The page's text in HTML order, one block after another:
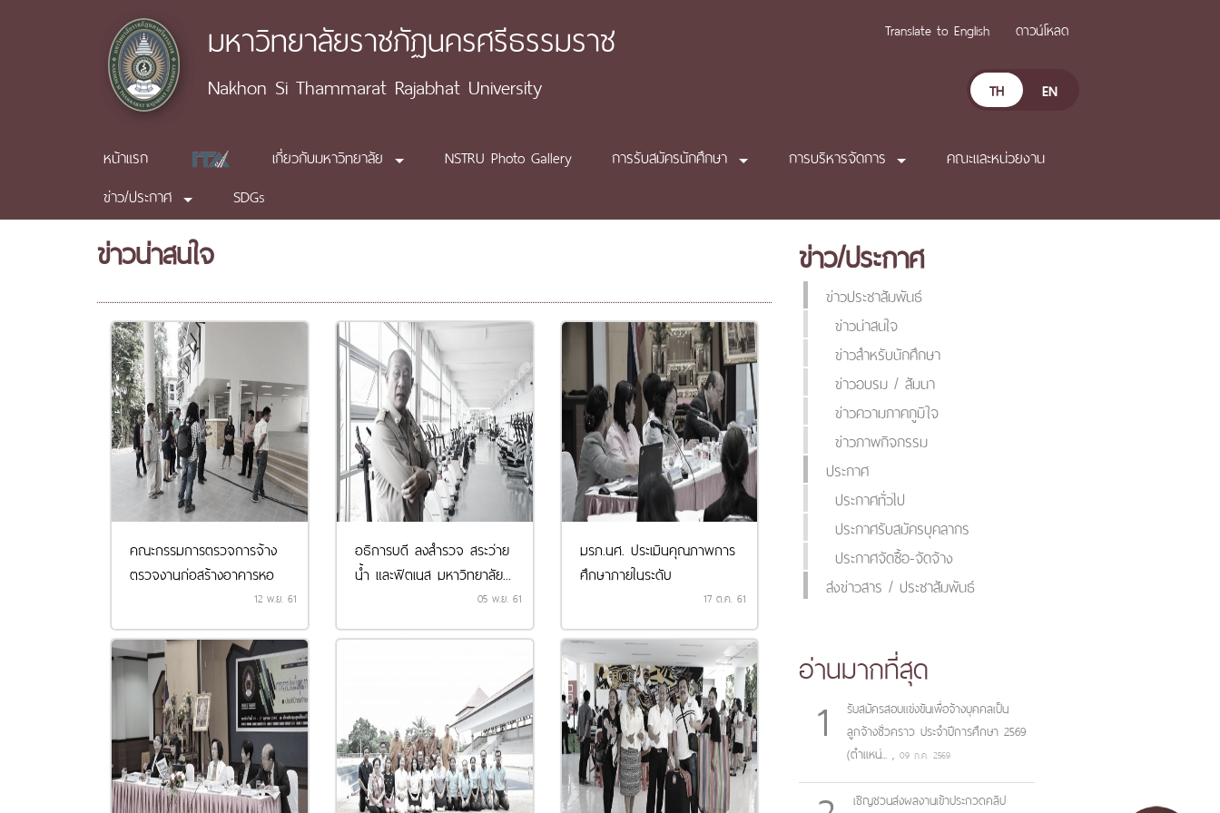
มหาวิทยาลัยราชภัฏนครศรีธรรมราช
Nakhon Si Thammarat Rajabhat University
Translate to English ดาวน์โหลด
TH EN
หน้าแรก เกี่ยวกับมหาวิทยาลัย NSTRU Photo Gallery การรับสมัครนักศึกษา การบริหารจัดการ
คณะและหน่วยงาน
ข่าว/ประกาศ
SDGs
ข่าวน่าสนใจ
คณะกรรมการตรวจการจ้าง
ตรวจงานก่อสร้างอาคารหอ
12 พ.ย. 61
อธิการบดี ลงสำรวจ สระว่าย
น้ำ และฟิตเนส มหาวิทยาลัย...
05 พ.ย. 61
มรภ.นศ. ประเมินคุณภาพการ
ศึกษาภายในระดับ
17 ต.ค. 61
ข่าว/ประกาศ
ข่าวประชาสัมพันธ์
ข่าวน่าสนใจ
ข่าวสำหรับนักศึกษา
ข่าวอบรม / สัมนา
ข่าวความภาคภูมิใจ
ข่าวภาพกิจกรรม
ประกาศ
ประกาศทั่วไป
ประกาศรับสมัครบุคลากร
ประกาศจัดซื้อ-จัดจ้าง
ส่งข่าวสาร / ประชาสัมพันธ์
อ่านมากที่สุด
1
รับสมัครสอบแข่งขันเพื่อจ้างบุคคลเป็น
ลูกจ้างชั่วคราว ประจำปีการศึกษา 2569
(ตำแหน่... ,09 ก.ค. 2569
เชิญชวนส่งผลงานเข้าประกวดคลิป